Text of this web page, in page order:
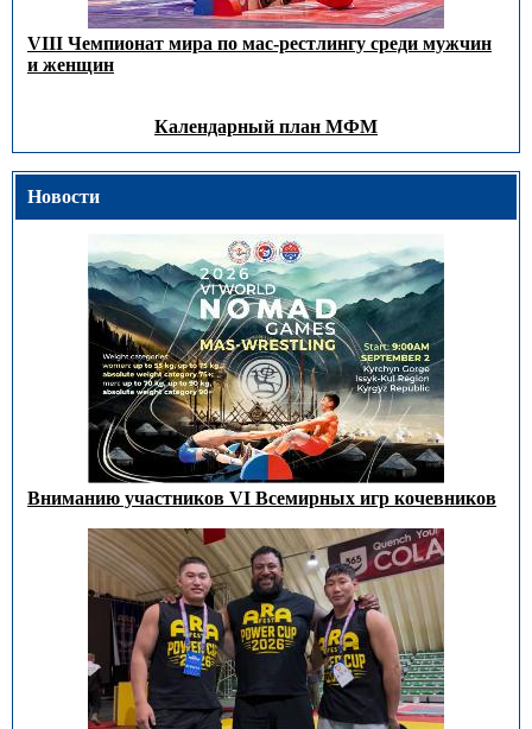
VIII Чемпионат мира по мас-рестлингу среди мужчин
и женщин
Календарный план МФМ
Новости
Вниманию участников VI Всемирных игр кочевников